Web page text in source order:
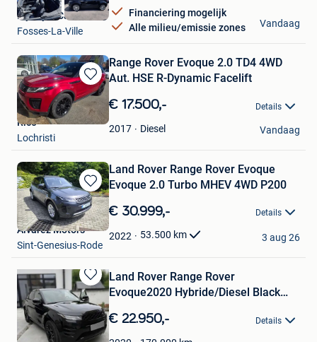
Financiering mogelijk
Alle milieu/emissie zones
My Style Car
Fosses-La-Ville
Vandaag
Bewaren
in
Mijn
Favorieten
Range Rover Evoque 2.0 TD4 4WD
Aut. HSE R-Dynamic Facelift
€ 17.500,- Details
2017 Diesel
Rico
Lochristi
Vandaag
Bewaren
in
Mijn
Favorieten
Land Rover Range Rover Evoque
Evoque 2.0 Turbo MHEV 4WD P200
€ 30.999,- Details
2022 53.500 km
Alvarez Motors
Sint-Genesius-Rode
3 aug 26
Bewaren
in
Mijn
Favorieten
Land Rover Range Rover
Evoque2020 Hybride/Diesel Black
€ 22.950,- Details
Tommy Gryson